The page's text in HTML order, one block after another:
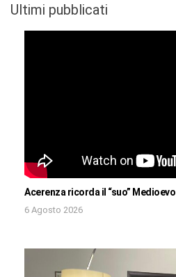
Ultimi pubblicati
Acerenza ricorda il “suo” Medioevo
6 Agosto 2026